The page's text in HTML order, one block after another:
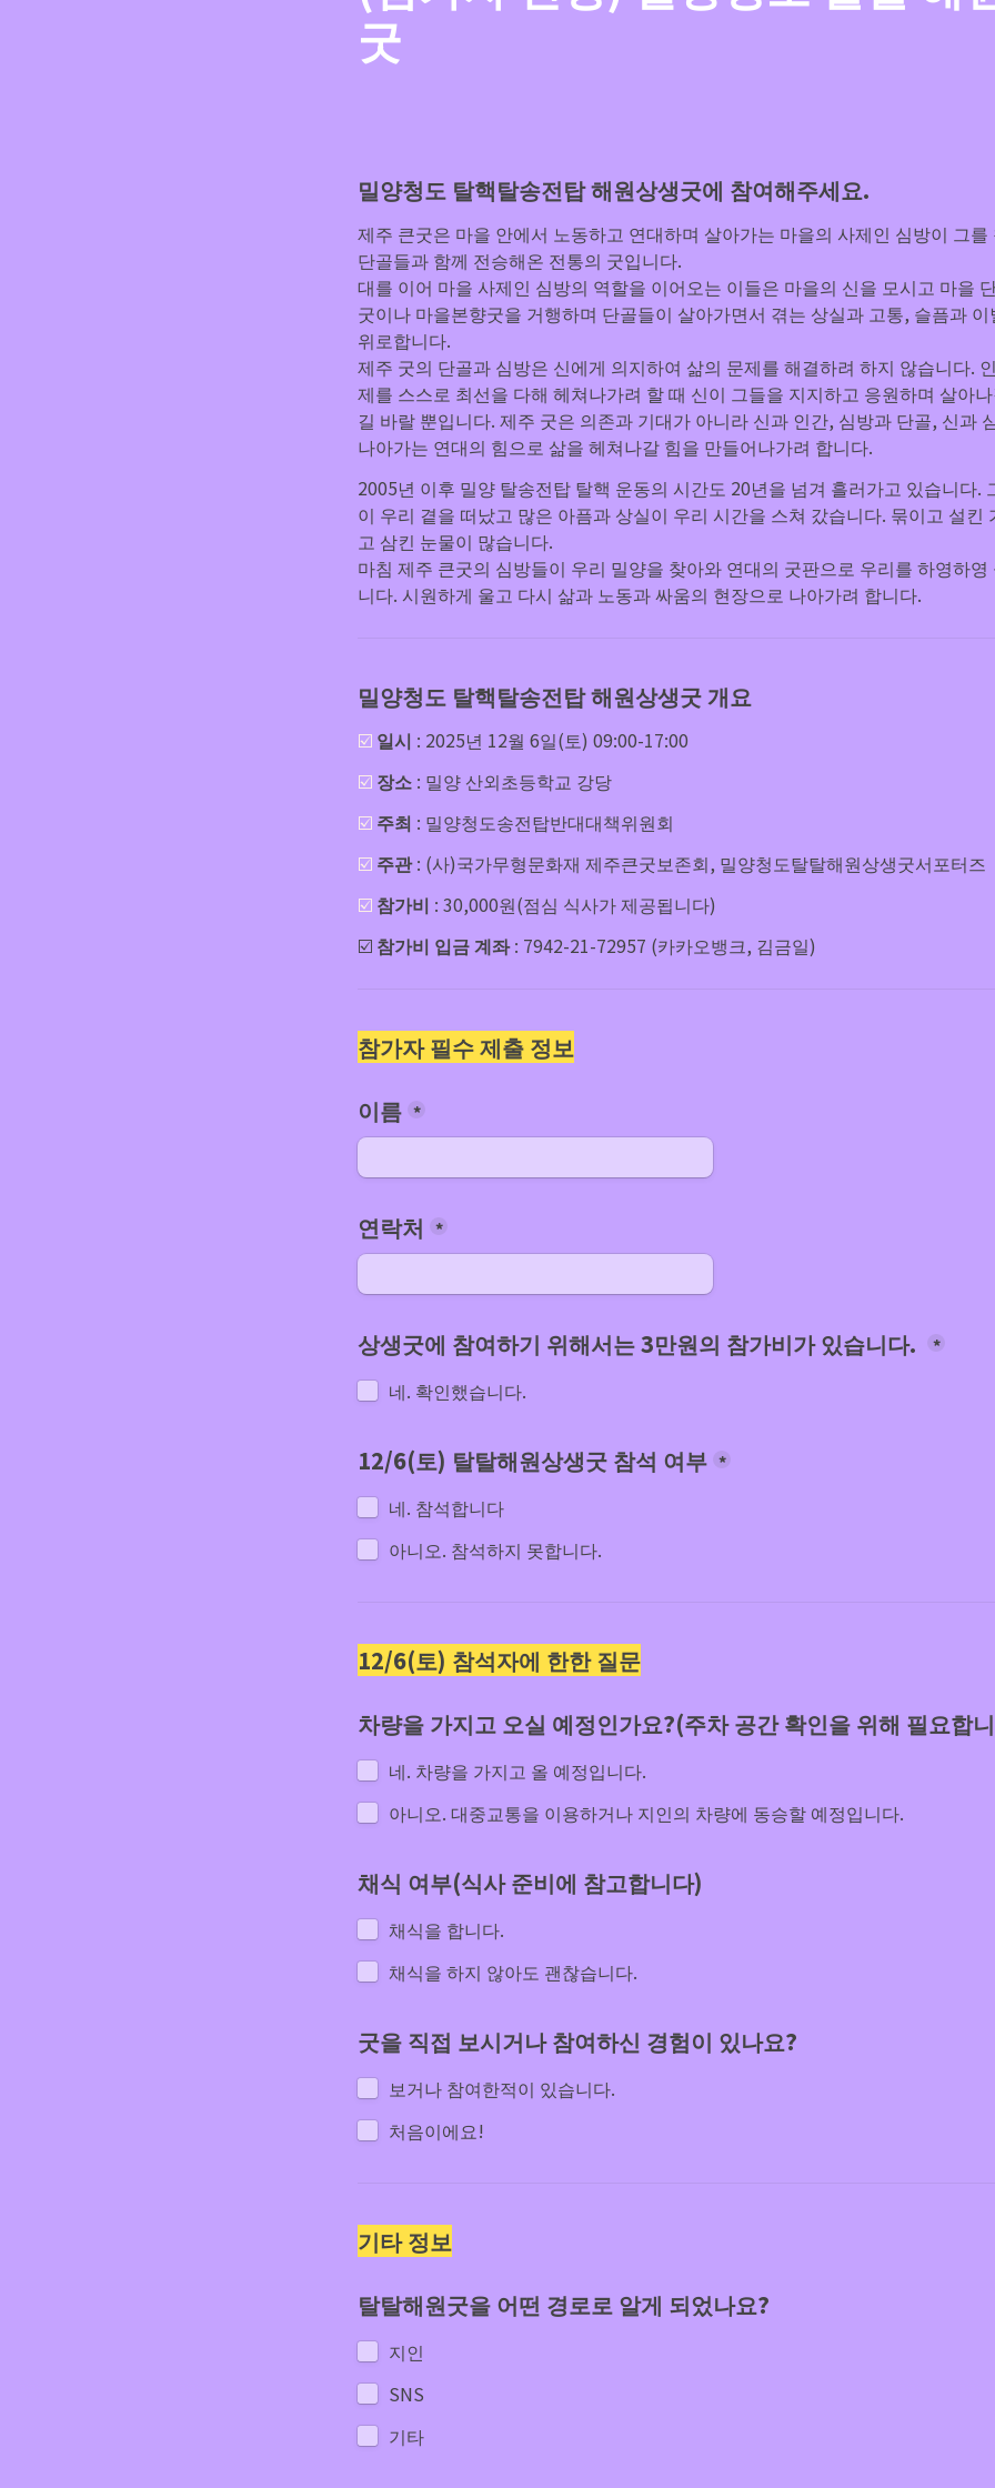
굿
밀양청도 탈핵탈송전탑 해원상생굿에 참여해주세요.
제주 큰굿은 마을 안에서 노동하고 연대하며 살아가는 마을의 사제인 심방이 그
대를 이어 마을 사제인 심방의 역할을 이어오는 이들은 마을의 신을 모시고 마을
굿이나 마을본향굿을 거행하며 단골들이 살아가면서 겪는 상실과 고통, 슬픔과
제주 굿의 단골과 심방은 신에게 의지하여 삶의 문제를 해결하려 하지 않습니다.
제를 스스로 최선을 다해 헤쳐나가려 할 때 신이 그들을 지지하고 응원하며 살아
길 바랄 뿐입니다. 제주 굿은 의존과 기대가 아니라 신과 인간, 심방과 단골, 신과
나아가는 연대의 힘으로 삶을 헤쳐나갈 힘을 만들어나가려 합니다.
2005년 이후 밀양 탈송전탑 탈핵 운동의 시간도 20년을 넘겨 흘러가고 있습니다.
이 우리 곁을 떠났고 많은 아픔과 상실이 우리 시간을 스쳐 갔습니다. 묶이고 설킨
마침 제주 큰굿의 심방들이 우리 밀양을 찾아와 연대의 굿판으로 우리를 하영하
니다. 시원하게 울고 다시 삶과 노동과 싸움의 현장으로 나아가려 합니다.
밀양청도 탈핵탈송전탑 해원상생굿 개요
☑️ 일시 : 2025년 12월 6일(토) 09:00-17:00
☑️ 장소 : 밀양 산외초등학교 강당
☑️ 주최 : 밀양청도송전탑반대대책위원회
☑️ 주관
☑️ 참가비 : 30,000원(점심 식사가 제공됩니다)
☑️ 참가비 입금 계좌 : 7942-21-72957 (카카오뱅크, 김금일)
참가자 필수 제출 정보
이름 *
연락처 *
상생굿에 참여하기 위해서는 3만원의 참가비가 있습니다. *
네. 확인했습니다.
12/6(토) 탈탈해원상생굿 참석 여부 *
네. 참석합니다
아니오. 참석하지 못합니다.
12/6(토) 참석자에 한한 질문
차량을 가지고 오실 예정인가요?(주차 공간 확인을 위해 필요합
네. 차량을 가지고 올 예정입니다.
아니오. 대중교통을 이용하거나 지인의 차량에 동승할 예정입니다.
채식 여부(식사 준비에 참고합니다)
채식을 합니다.
채식을 하지 않아도 괜찮습니다.
굿을 직접 보시거나 참여하신 경험이 있나요?
보거나 참여한적이 있습니다.
처음이에요!
기타 정보
탈탈해원굿을 어떤 경로로 알게 되었나요?
지인
SNS
기타